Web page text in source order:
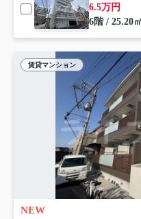
6.5万円
6階 / 25.20
賃貸マンション
NEW